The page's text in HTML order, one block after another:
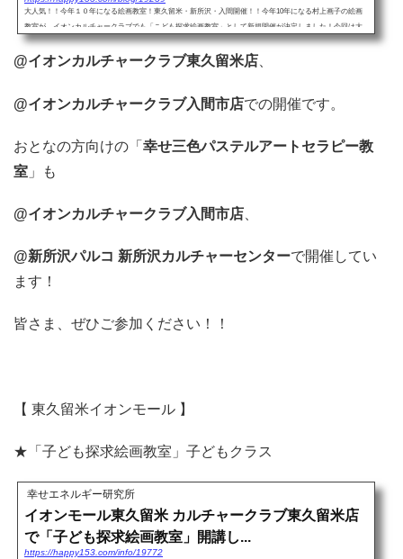
大人気！！今年１０年になる絵画教室！東久留米・新所沢・入間開催！！今年10年になる村上画子の絵画
教室が、イオンカルチャークラブでも「こども探求絵画教室」として新規開催が決定しました！今回は大
きなリニューアルがあり、新しく生まれ変わり、さらに進化した...
@イオンカルチャークラブ東久留米店
@イオンカルチャークラブ入間市店での開催です。
おとなの方向けの「 幸せ三色パステルアートセラピー教
室 」も
@イオンカルチャークラブ入間市店
@新所沢パルコ 新所沢カルチャーセンターで開催してい
ます！
皆さま、ぜひご参加ください！！
【 東久留米イオンモール 】
★「子ども探求絵画教室」子どもクラス
幸せエネルギー研究所
イオンモール東久留米 カルチャークラブ東久留米店
で「子ども探求絵画教室」開講し...
https://happy153.com/info/19772